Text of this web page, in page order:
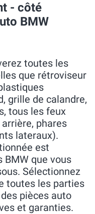
- côté
BMW
toutes les
que rétroviseur
grille de calandre,
tous les feux
phares
lateraux).
est
BMW que vous
Sélectionnez
toutes les parties
pièces auto
et garanties.